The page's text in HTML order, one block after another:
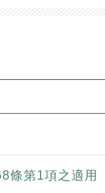
條第1項之適用